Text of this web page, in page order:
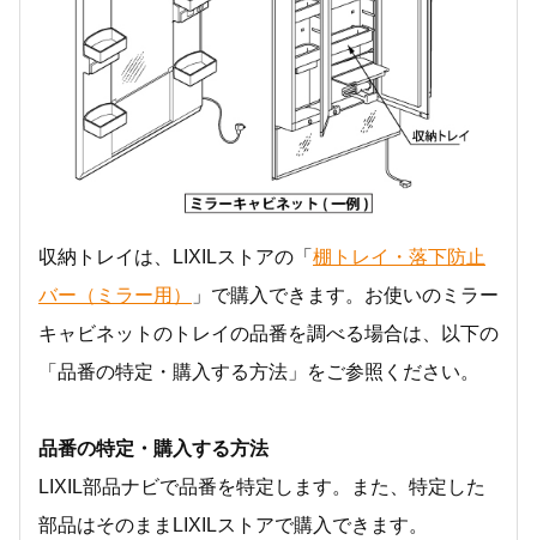
収納トレイは、LIXILストアの「 棚トレイ・落下防止
バー（ミラー用）
」で購入できます。お使いのミラー
キャビネットのトレイの品番を調べる場合は、以下の
「品番の特定・購入する方法」をご参照ください。
品番の特定・購入する方法
LIXIL部品ナビで品番を特定します。また、特定した
部品はそのままLIXILストアで購入できます。